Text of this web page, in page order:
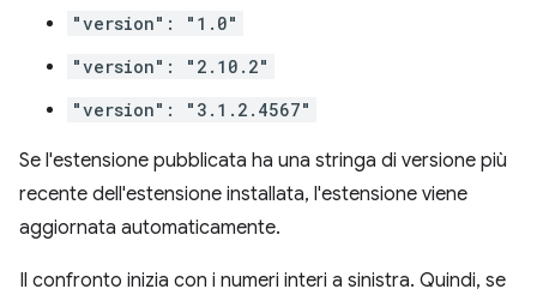
"version": "1.0"
"version": "2.10.2"
"version": "3.1.2.4567"
Se l'estensione pubblicata ha una stringa di versione più
recente dell'estensione installata, l'estensione viene
aggiornata automaticamente.
Il confronto inizia con i numeri interi a sinistra. Quindi, se